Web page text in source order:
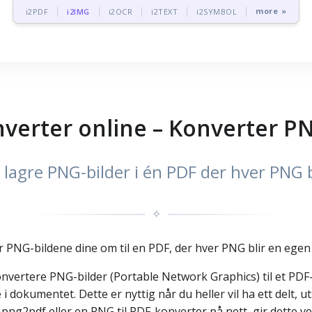
i2PDF i2IMG i2OCR i2TEXT i2SYMBOL more »
online – Konverter
PNG-bilder i én PDF der hver
✧
bildene dine om til en PDF, der hver PNG blir en egen
PNG-bilder (Portable Network Graphics) til et
i dokumentet. Dette er nyttig når du heller vil ha ett delt,